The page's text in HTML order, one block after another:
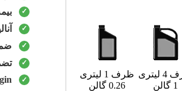
1 گالن
ظرف 1 لیتری
0.26 گالن